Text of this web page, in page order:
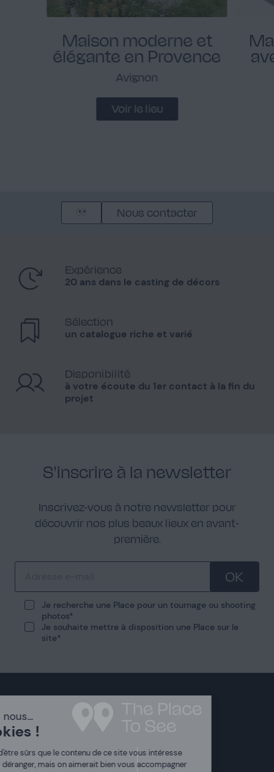
Maison moderne et
élégante en Provence
Avignon
Voir le lieu
Nous contacter
Expérience
20 ans dans le casting de décors
Sélection
un catalogue riche et varié
Disponibilité
à votre écoute du 1er contact à la fin du
projet
S'inscrire à la newsletter
Inscrivez-vous à notre newsletter pour
découvrir nos plus beaux lieux en avant-
première.
OK
Je recherche une Place pour un tournage ou shooting
photos
Je souhaite mettre à disposition une Place sur le
site